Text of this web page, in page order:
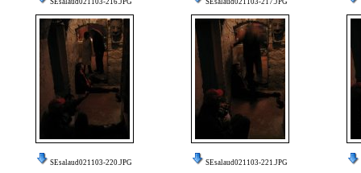
SEsalaud021103-216.JPG SEsalaud021103-217.JPG
SEsalaud021103-220.JPG SEsalaud021103-221.JPG